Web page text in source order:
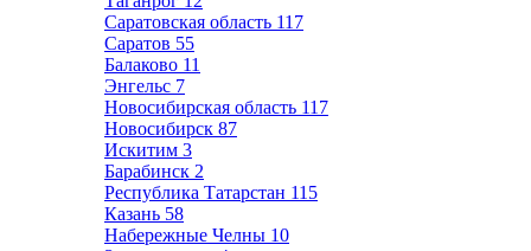
Саратовская область 117
Саратов 55
Балаково 11
Энгельс 7
Новосибирская область 117
Новосибирск 87
Искитим 3
Барабинск 2
Республика Татарстан 115
Казань 58
Набережные Челны 10